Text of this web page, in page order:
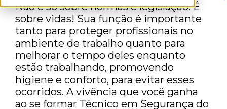
Não é só sobre normas e legislação. É
sobre vidas! Sua função é importante
tanto para proteger profissionais no
ambiente de trabalho quanto para
melhorar o tempo deles enquanto
estão trabalhando, promovendo
higiene e conforto, para evitar esses
ocorridos. A vivência que você ganha
ao se formar Técnico em Segurança do